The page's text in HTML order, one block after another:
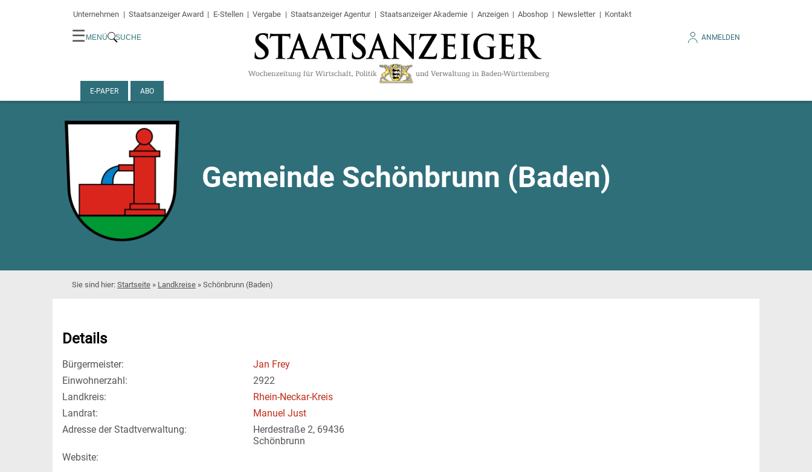
Unternehmen Staatsanzeiger Award E-Stellen Vergabe Staatsanzeiger Agentur Staatsanzeiger Akademie Anzeigen Aboshop Newsletter Kontakt
☰ MENÜ SUCHE ANMELDEN
E-PAPER ABO
Gemeinde Schönbrunn (Baden)
Startseite » Landkreise » Schönbrunn (Baden)
Details
Bürgermeister:
Jan Frey
Einwohnerzahl:
2922
Landkreis:
Rhein-Neckar-Kreis
Landrat:
Manuel Just
Adresse der Stadtverwaltung:
Herdestraße 2, 69436
Schönbrunn
Website: